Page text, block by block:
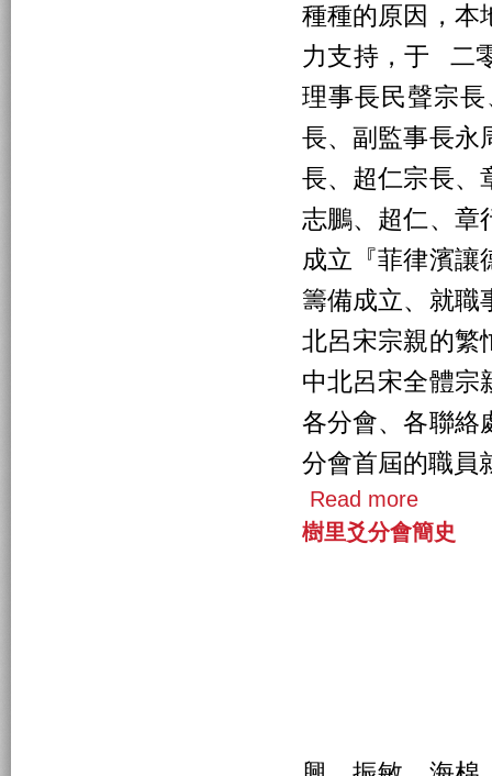
種種的原因，本
力支持，于 二
理事長民聲宗
長、副監事長永
長、超仁宗長、
志鵬、超仁、章
成立『菲律濱讓
籌備成立、就職
北呂宋宗親的繁
中北呂宋全體宗
各分會、各聯絡
分會首屆的職員
Read more
樹里爻分會簡史